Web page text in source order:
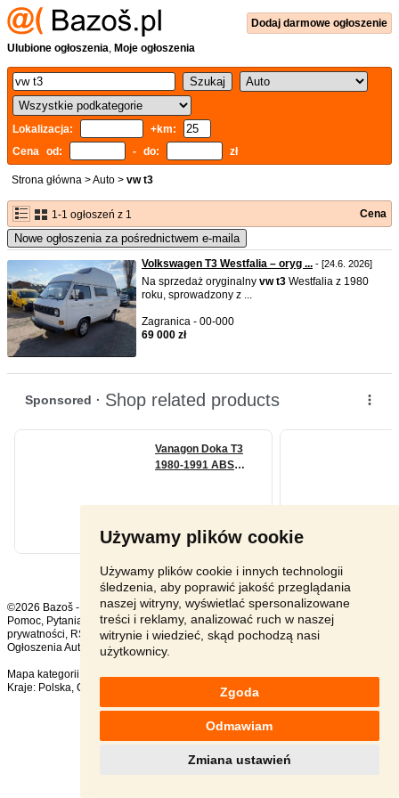
Używamy plików cookie
Używamy plików cookie i innych technologii
śledzenia, aby poprawić jakość przeglądania
naszej witryny, wyświetlać spersonalizowane
treści i reklamy, analizować ruch w naszej
witrynie i wiedzieć, skąd pochodzą nasi
użytkownicy.
Zgoda
Odmawiam
Zmiana ustawień
Dodaj darmowe ogłoszenie
Ulubione ogłoszenia, Moje ogłoszenia
Lokalizacja:
+km:
Cena od:
- do: zł
Strona główna >Auto > vw t3
1-1 ogłoszeń z 1 Cena
Nowe ogłoszenia za pośrednictwem e-maila
Volkswagen T3 Westfalia – oryg ... - [24.6. 2026]
Na sprzedaż oryginalny vw t3 Westfalia z 1980
roku, sprowadzony z ...
Zagranica - 00-000
69 000 zł
©2026 Bazoš -
sprzedam, ogłoszenia
Pomoc, Pytania Komentarze,Kontakt ,Reklama,Regulamin ,Polityka
prywatności, RSS
Ogłoszenia Auto ogółem:1242, w ciągu 24 godzin:
Mapa kategorii
Popularne wyszukiwania
Kraje: Polska, Czechy